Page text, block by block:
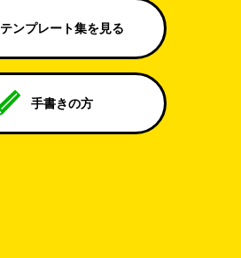
テンプレート集を見る
手書きの方